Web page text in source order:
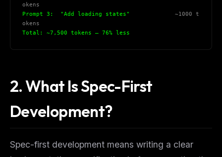
okens
Prompt 3:  "Add loading states" ~1000 t
okens
Total: ~7,500 tokens — 76% less
2. What Is Spec-First
Development?
Spec-first development means writing a clear